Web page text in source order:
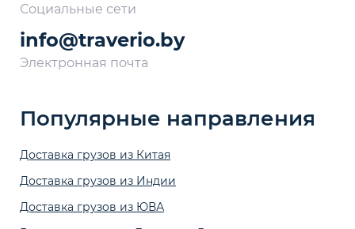
Социальные сети
info@traverio.by
Электронная почта
Популярные направления
Доставка грузов из Китая
Доставка грузов из Индии
Доставка грузов из ЮВА